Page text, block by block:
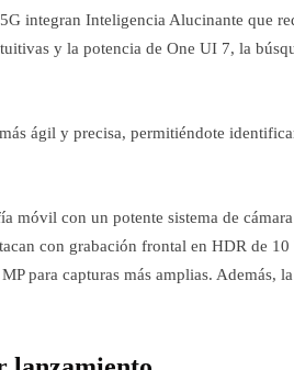
integran Inteligencia Alucinante que
y la potencia de One UI 7, la
ágil y precisa, permitiéndote
móvil con un potente sistema de
con grabación frontal en HDR de
para capturas más amplias. Además,